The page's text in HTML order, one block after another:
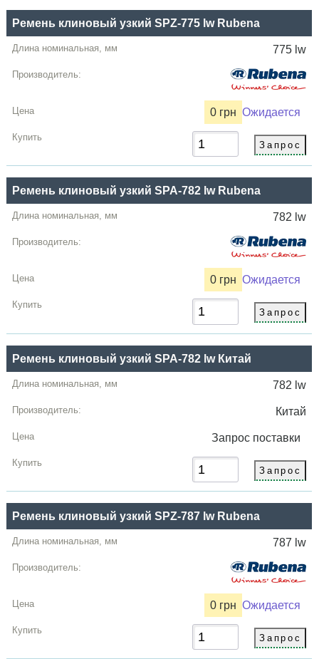
Ремень клиновый узкий SPZ-775 lw Rubena
775 lw
0 грн Ожидается
Ремень клиновый узкий SPA-782 lw Rubena
782 lw
0 грн Ожидается
Ремень клиновый узкий SPA-782 lw Китай
782 lw
Китай
Запрос поставки
Ремень клиновый узкий SPZ-787 lw Rubena
787 lw
0 грн Ожидается